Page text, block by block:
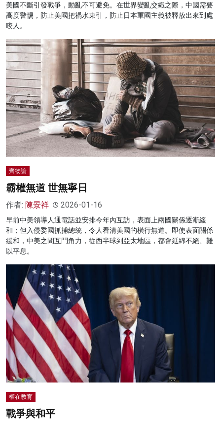
美國不斷引發戰爭，動亂不可避免。在世界變亂交織之際，中國需要
高度警惕，防止美國把禍水東引，防止日本軍國主義被釋放出來到處
咬人。
齊物論
霸權無道 世無寧日
作者: 陳景祥 2026-01-16
早前中美領導人通電話並安排今年內互訪，表面上兩國關係逐漸緩
和；但入侵委國抓捕總統，令人看清美國的橫行無道。即使表面關係
緩和，中美之間互鬥角力，從西半球到亞太地區，都會延綿不絕、難
以平息。
權在教育
戰爭與和平